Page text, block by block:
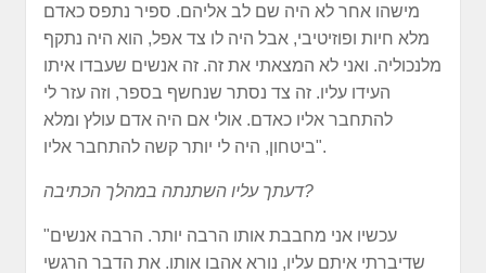
מישהו אחר לא היה שם לב אליהם. ספיר נתפס כאדם
מלא חיות ופוזיטיבי, אבל היה לו צד אפל, הוא היה נתקף
מלנכוליה. ואני לא המצאתי את זה. זה אנשים שעבדו איתו
העידו עליו. זה צד נסתר שנחשף בספר, וזה עזר לי
להתחבר אליו כאדם. אולי אם היה אדם עולץ ומלא
ביטחון, היה לי יותר קשה להתחבר אליו".
דעתך עליו השתנתה במהלך הכתיבה?
"עכשיו אני מחבבת אותו הרבה יותר. הרבה אנשים
שדיברתי איתם עליו, נורא אהבו אותו. את הדבר הרגשי